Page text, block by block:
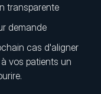
transparente
demande
cas d'aligner
vos patients un